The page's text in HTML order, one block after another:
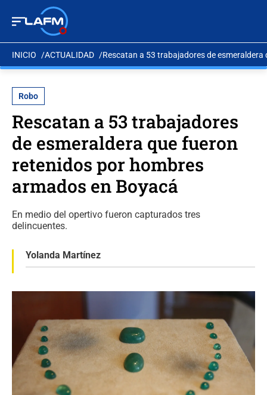
INICIO ACTUALIDAD Rescatan a 53 trabajadores de
Robo
Rescatan a 53 trabajadores
de esmeraldera que fueron
retenidos por hombres
armados en Boyacá
En medio del opertivo fueron capturados tres
delincuentes.
Yolanda Martínez